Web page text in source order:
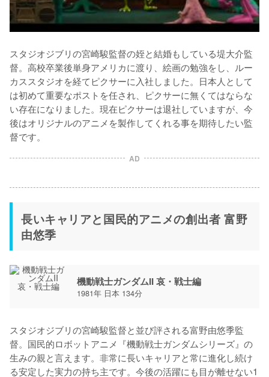
スタジオジブリの宮崎駿監督の姪と結婚もしている堤大介監
督。高校卒業後単身アメリカに渡り、絵画の勉強をし、ルー
カススタジオを経てピクサーに入社しました。日本人として
は初めて重要なポストを任され、ピクサーに無くてはならな
い存在になりました。現在ピクサーは退社していますが、今
後はオリジナルのアニメを製作してくれる事を期待したい監
督です。
AD
長いキャリアと国民的アニメの創出者 富野
由悠季
機動戦士ガンダムII 哀・戦士編
1981年 日本 134分
スタジオジブリの宮崎駿監督と並び評される富野由悠季監
督。国民的ロボットアニメ『機動戦士ガンダムシリーズ』の
生みの親と言えます。非常に長いキャリアと常に進化し続け
る安定した実力の持ち主です。今後の活躍にも目が離せない1